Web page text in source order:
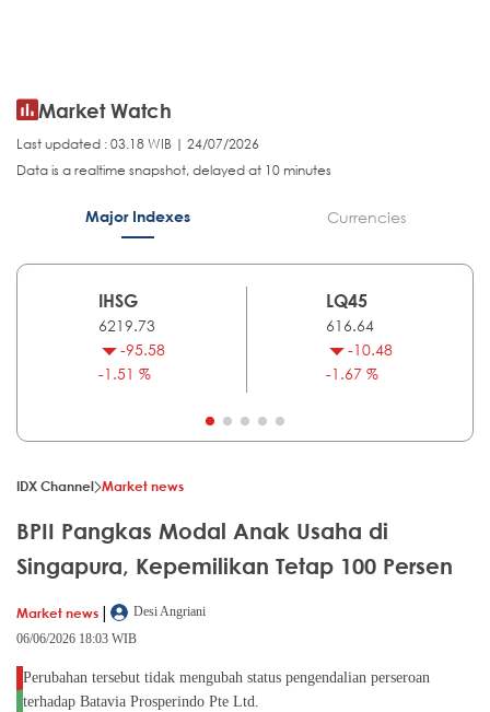
Market Watch
Last updated : 03.18 WIB | 24/07/2026
Data is a realtime snapshot, delayed at 10 minutes
Major Indexes Currencies
IHSG
6219.73
-95.58
-1.51 %
LQ45
616.64
-10.48
-1.67 %
IDX Channel Market news
BPII Pangkas Modal Anak Usaha di
Singapura, Kepemilikan Tetap 100 Persen
Market news |
Desi Angriani
06/06/2026 18:03 WIB
Perubahan tersebut tidak mengubah status pengendalian perseroan
terhadap Batavia Prosperindo Pte Ltd.